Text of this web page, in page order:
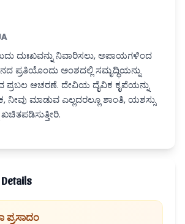
ದುಃಖವನ್ನು ನಿವಾರಿಸಲು, ಅಪಾಯಗಳಿಂದ
ಪ್ರತಿಯೊಂದು ಅಂಶದಲ್ಲಿ ಸಮೃದ್ಧಿಯನ್ನು
ಪ್ರಬಲ ಆಚರಣೆ. ದೇವಿಯ ದೈವಿಕ ಕೃಪೆಯನ್ನು
ನೀವು ಮಾಡುವ ಎಲ್ಲದರಲ್ಲೂ ಶಾಂತಿ, ಯಶಸ್ಸು
ಪ್ರಸಾದಂ